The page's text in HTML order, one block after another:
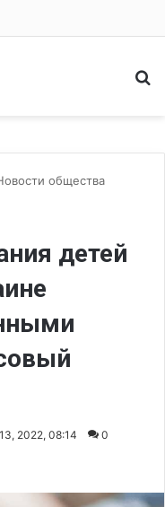
общества
детей
2022, 08:14 0